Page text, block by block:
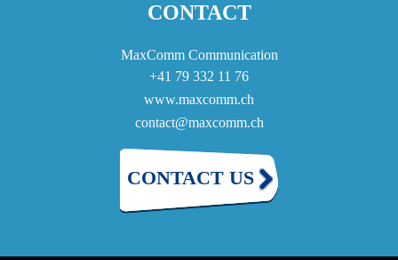
CONTACT
MaxComm Communication
+41 79 332 11 76
www.maxcomm.ch
contact@maxcomm.ch
CONTACT US